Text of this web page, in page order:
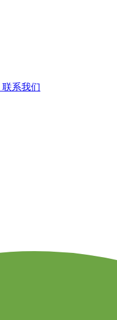
联系我们